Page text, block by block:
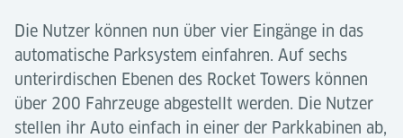
Die Nutzer können nun über vier Eingänge in das
automatische Parksystem einfahren. Auf sechs
unterirdischen Ebenen des Rocket Towers können
über 200 Fahrzeuge abgestellt werden. Die Nutzer
stellen ihr Auto einfach in einer der Parkkabinen ab,